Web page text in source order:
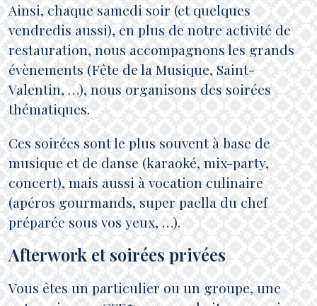
Ainsi, chaque samedi soir (et quelques
vendredis aussi), en plus de notre activité de
restauration, nous accompagnons les grands
évènements (Fête de la Musique, Saint-
Valentin, …), nous organisons des soirées
thématiques.
Ces soirées sont le plus souvent à base de
musique et de danse (karaoké, mix-party,
concert), mais aussi à vocation culinaire
(apéros gourmands, super paella du chef
préparée sous vos yeux, …).
Afterwork et soirées privées
Vous êtes un particulier ou un groupe, une